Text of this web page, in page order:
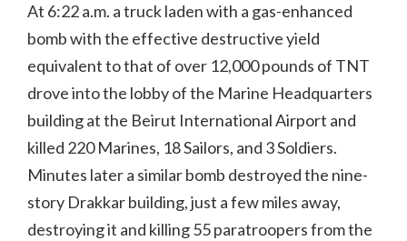
At 6:22 a.m. a truck laden with a gas-enhanced
bomb with the effective destructive yield
equivalent to that of over 12,000 pounds of TNT
drove into the lobby of the Marine Headquarters
building at the Beirut International Airport and
killed 220 Marines, 18 Sailors, and 3 Soldiers.
Minutes later a similar bomb destroyed the nine-
story Drakkar building, just a few miles away,
destroying it and killing 55 paratroopers from the